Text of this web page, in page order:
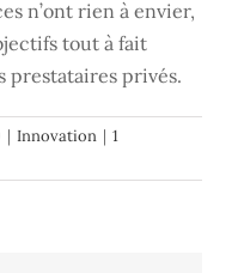
n’ont rien à envier,
tout à fait
prestataires privés.
| Innovation | 1